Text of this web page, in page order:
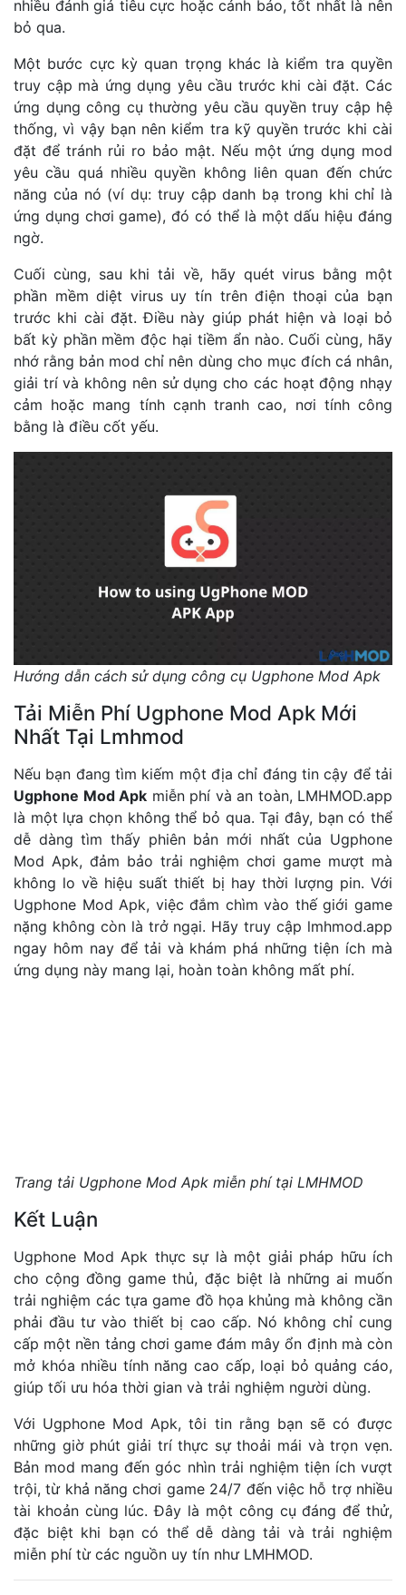
nhiều đánh giá tiêu cực hoặc cảnh báo, tốt nhất là nên
bỏ qua.
Một bước cực kỳ quan trọng khác là kiểm tra quyền
truy cập mà ứng dụng yêu cầu trước khi cài đặt. Các
ứng dụng công cụ thường yêu cầu quyền truy cập hệ
thống, vì vậy bạn nên kiểm tra kỹ quyền trước khi cài
đặt để tránh rủi ro bảo mật. Nếu một ứng dụng mod
yêu cầu quá nhiều quyền không liên quan đến chức
năng của nó (ví dụ: truy cập danh bạ trong khi chỉ là
ứng dụng chơi game), đó có thể là một dấu hiệu đáng
ngờ.
Cuối cùng, sau khi tải về, hãy quét virus bằng một
phần mềm diệt virus uy tín trên điện thoại của bạn
trước khi cài đặt. Điều này giúp phát hiện và loại bỏ
bất kỳ phần mềm độc hại tiềm ẩn nào. Cuối cùng, hãy
nhớ rằng bản mod chỉ nên dùng cho mục đích cá nhân,
giải trí và không nên sử dụng cho các hoạt động nhạy
cảm hoặc mang tính cạnh tranh cao, nơi tính công
bằng là điều cốt yếu.
Hướng dẫn cách sử dụng công cụ Ugphone Mod Apk
Tải Miễn Phí Ugphone Mod Apk Mới
Nhất Tại Lmhmod
Nếu bạn đang tìm kiếm một địa chỉ đáng tin cậy để tải
Ugphone Mod Apk miễn phí và an toàn, LMHMOD.app
là một lựa chọn không thể bỏ qua. Tại đây, bạn có thể
dễ dàng tìm thấy phiên bản mới nhất của Ugphone
Mod Apk, đảm bảo trải nghiệm chơi game mượt mà
không lo về hiệu suất thiết bị hay thời lượng pin. Với
Ugphone Mod Apk, việc đắm chìm vào thế giới game
nặng không còn là trở ngại. Hãy truy cập lmhmod.app
ngay hôm nay để tải và khám phá những tiện ích mà
ứng dụng này mang lại, hoàn toàn không mất phí.
Trang tải Ugphone Mod Apk miễn phí tại LMHMOD
Kết Luận
Ugphone Mod Apk thực sự là một giải pháp hữu ích
cho cộng đồng game thủ, đặc biệt là những ai muốn
trải nghiệm các tựa game đồ họa khủng mà không cần
phải đầu tư vào thiết bị cao cấp. Nó không chỉ cung
cấp một nền tảng chơi game đám mây ổn định mà còn
mở khóa nhiều tính năng cao cấp, loại bỏ quảng cáo,
giúp tối ưu hóa thời gian và trải nghiệm người dùng.
Với Ugphone Mod Apk, tôi tin rằng bạn sẽ có được
những giờ phút giải trí thực sự thoải mái và trọn vẹn.
Bản mod mang đến góc nhìn trải nghiệm tiện ích vượt
trội, từ khả năng chơi game 24/7 đến việc hỗ trợ nhiều
tài khoản cùng lúc. Đây là một công cụ đáng để thử,
đặc biệt khi bạn có thể dễ dàng tải và trải nghiệm
miễn phí từ các nguồn uy tín như LMHMOD.